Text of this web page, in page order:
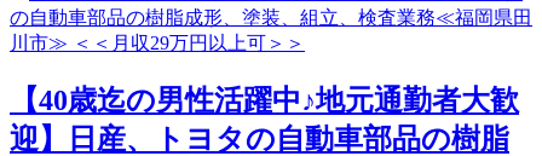
【40歳迄の男性活躍中♪地元通勤者大歓
迎】日産、トヨタの自動車部品の樹脂